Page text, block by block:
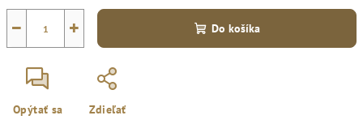
+
− Do košíka
Opýtať sa Zdieľať